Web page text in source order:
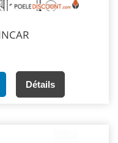
Détails